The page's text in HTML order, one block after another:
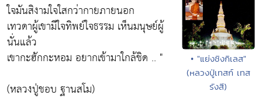
ใจมันสิงามใจใสกว่ากายภายนอก
เทวดาผู้เขามีใจทิพย์ใจธรรม เห็นมนุษย์ผู้
นั่นแล้ว
เขากะฮักกะหอม อยากเข้ามาใกล้ชิด .. "
(หลวงปู่ชอบ ฐานสโม)
• "แย่งชิงกิเลส"
(หลวงปู่เทสก์ เทส
รังสี)